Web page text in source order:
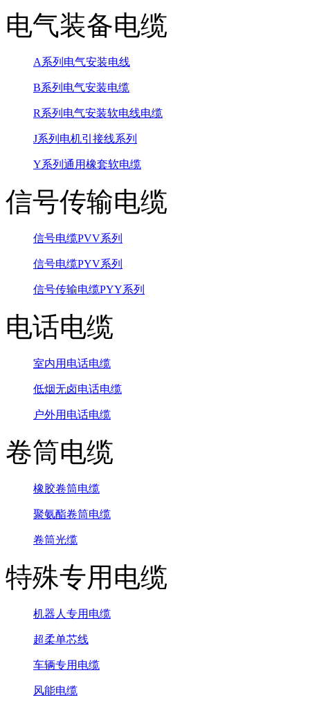
电气装备电缆
A系列电气安装电线
B系列电气安装电缆
R系列电气安装软电线电缆
J系列电机引接线系列
Y系列通用橡套软电缆
信号传输电缆
信号电缆PVV系列
信号电缆PYV系列
信号传输电缆PYY系列
电话电缆
室内用电话电缆
低烟无卤电话电缆
户外用电话电缆
卷筒电缆
橡胶卷筒电缆
聚氨酯卷筒电缆
卷筒光缆
特殊专用电缆
机器人专用电缆
超柔单芯线
车辆专用电缆
风能电缆